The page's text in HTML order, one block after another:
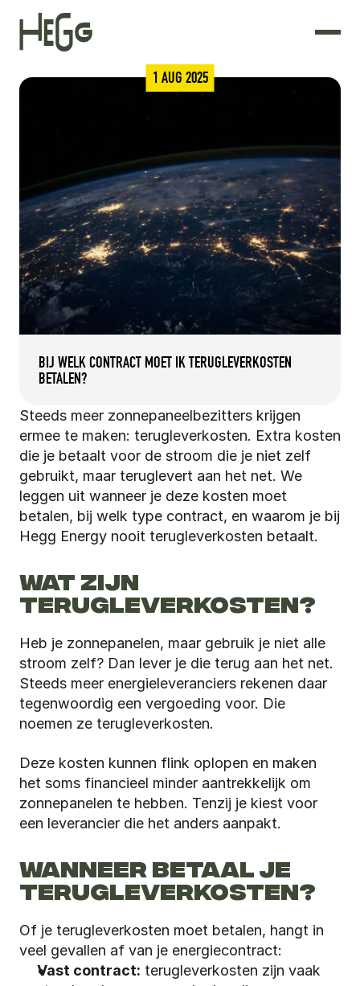
BIJ WELK CONTRACT MOET IK TERUGLEVERKOSTEN
BETALEN?
1 AUG 2025
Steeds meer zonnepaneelbezitters krijgen
ermee te maken: terugleverkosten. Extra kosten
die je betaalt voor de stroom die je niet zelf
gebruikt, maar teruglevert aan het net. We
leggen uit wanneer je deze kosten moet
betalen, bij welk type contract, en waarom je bij
Hegg Energy nooit terugleverkosten betaalt.
WAT ZIJN
TERUGLEVERKOSTEN?
Heb je zonnepanelen, maar gebruik je niet alle
stroom zelf? Dan lever je die terug aan het net.
Steeds meer energieleveranciers rekenen daar
tegenwoordig een vergoeding voor. Die
noemen ze terugleverkosten.
Deze kosten kunnen flink oplopen en maken
het soms financieel minder aantrekkelijk om
zonnepanelen te hebben. Tenzij je kiest voor
een leverancier die het anders aanpakt.
WANNEER BETAAL JE
TERUGLEVERKOSTEN?
Of je terugleverkosten moet betalen, hangt in
veel gevallen af van je energiecontract:
Vast contract: terugleverkosten zijn vaak